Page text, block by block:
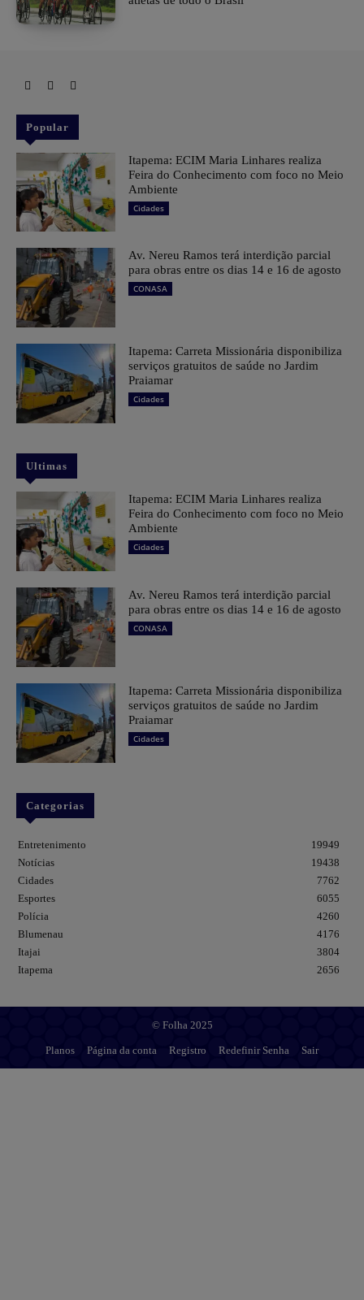
Popular
Itapema: ECIM Maria Linhares realiza
Feira do Conhecimento com foco no Meio
Ambiente
Cidades
Av. Nereu Ramos terá interdição parcial
para obras entre os dias 14 e 16 de agosto
CONASA
Itapema: Carreta Missionária disponibiliza
serviços gratuitos de saúde no Jardim
Praiamar
Cidades
Ultimas
Itapema: ECIM Maria Linhares realiza
Feira do Conhecimento com foco no Meio
Ambiente
Cidades
Av. Nereu Ramos terá interdição parcial
para obras entre os dias 14 e 16 de agosto
CONASA
Itapema: Carreta Missionária disponibiliza
serviços gratuitos de saúde no Jardim
Praiamar
Cidades
Categorias
Entretenimento
19949
Notícias
19438
Cidades
7762
Esportes
6055
Polícia
4260
Blumenau
4176
Itajai
3804
Itapema
2656
© Folha 2025
Planos Página da conta Registro Redefinir Senha Sair